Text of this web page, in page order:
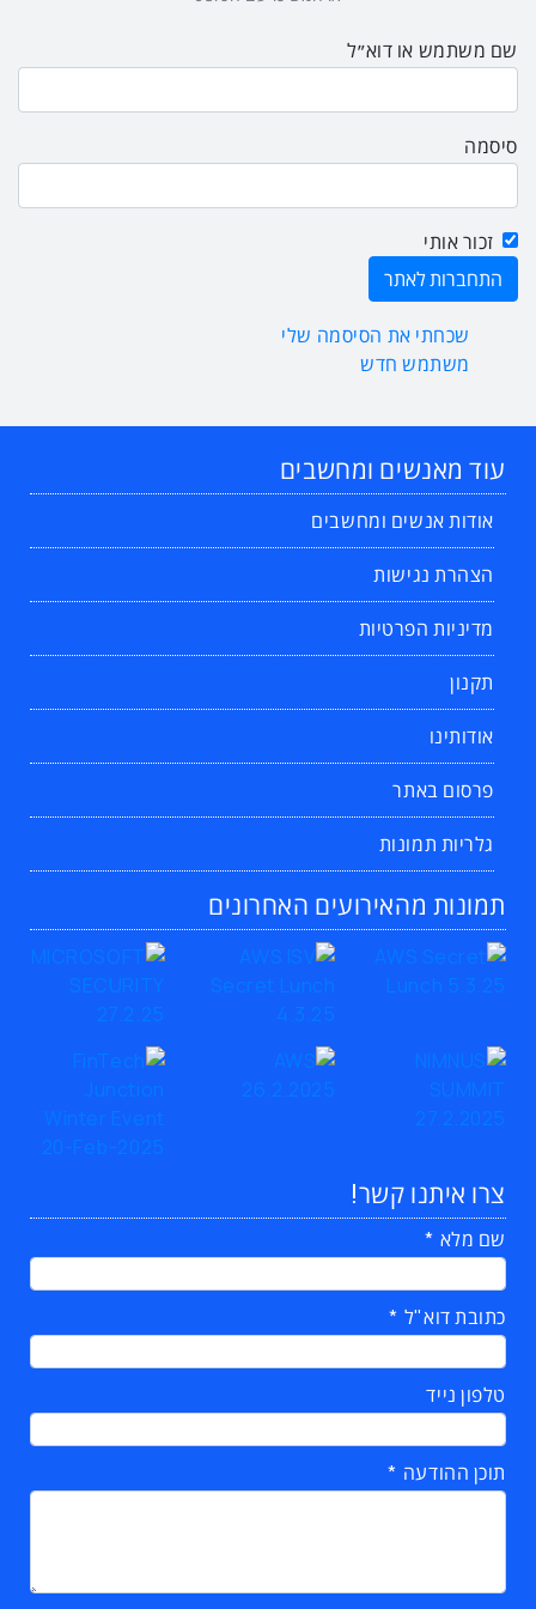
שם משתמש או דוא״ל
סיסמה
זכור אותי
שכחתי את הסיסמה שלי
משתמש חדש
עוד מאנשים ומחשבים
אודות אנשים ומחשבים
הצהרת נגישות
מדיניות הפרטיות
תקנון
אודותינו
פרסום באתר
גלריות תמונות
תמונות מהאירועים האחרונים
צרו איתנו קשר!
שם מלא
כתובת דוא"ל
טלפון נייד
תוכן ההודעה